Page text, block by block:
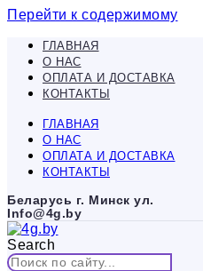
Перейти к содержимому
ГЛАВНАЯ
О НАС
ОПЛАТА И ДОСТАВКА
КОНТАКТЫ
ГЛАВНАЯ
О НАС
ОПЛАТА И ДОСТАВКА
КОНТАКТЫ
Беларусь г. Минск ул.
Info@4g.by
Search